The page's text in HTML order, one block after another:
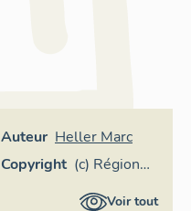
Auteur Heller Marc
Copyright (c) Région
Provence-Voir tout